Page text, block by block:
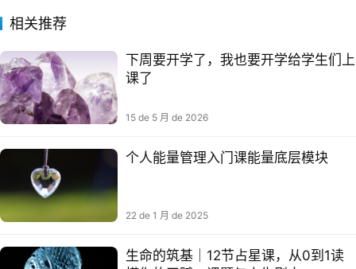
相关推荐
下周要开学了，我也要开学给学生们上
课了
15 de 5 月 de 2026
个人能量管理入门课能量‮层底‬模块
22 de 1 月 de 2025
生命的筑基｜12节占星课，从0到1读